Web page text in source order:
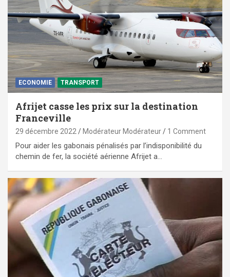
ECONOMIE TRANSPORT
Afrijet casse les prix sur la destination
Franceville
29 décembre 2022 Modérateur Modérateur 1 Comment
Pour aider les gabonais pénalisés par l’indisponibilité du
chemin de fer, la société aérienne Afrijet a…